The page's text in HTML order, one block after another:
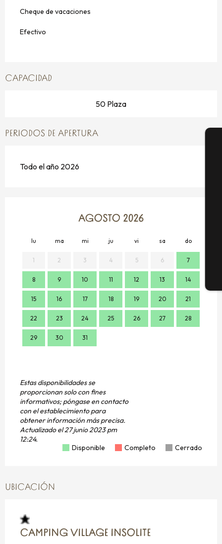
Cheque de vacaciones
Efectivo
CAPACIDAD
50 Plaza
PERIODOS DE APERTURA
Todo el año 2026
AGOSTO 2026
lu ma mi ju vi sa do
1 2 3 4 5 6 7
8 9 10 11 12 13 14
15 16 17 18 19 20 21
22 23 24 25 26 27 28
29 30 31
Estas disponibilidades se
proporcionan solo con fines
informativos; póngase en contacto
con el establecimiento para
obtener información más precisa.
Actualizado el27 junio 2023 pm
12:24.
Disponible
Completo Cerrado
UBICACIÓN
CAMPING VILLAGE INSOLITE